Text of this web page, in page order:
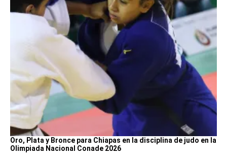
Oro, Plata y Bronce para Chiapas en la disciplina de judo en la
Olimpiada Nacional Conade 2026